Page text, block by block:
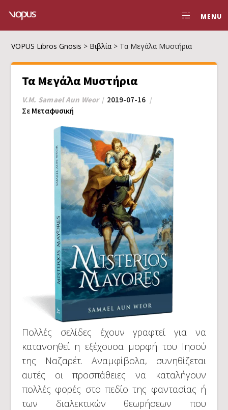
MENU
VOPUS Libros Gnosis > Βιβλία > Τα Μεγάλα Μυστήρια
Τα Μεγάλα Μυστήρια
V.M. Samael Aun Weor
2019-07-16
Σε Μεταφυσική
Πολλές σελίδες έχουν γραφτεί για να
κατανοηθεί η εξέχουσα μορφή του Ιησού
της Ναζαρέτ. Αναμφίβολα, συνηθίζεται
αυτές οι προσπάθειες να καταλήγουν
πολλές φορές στο πεδίο της φαντασίας ή
των διαλεκτικών θεωρήσεων που